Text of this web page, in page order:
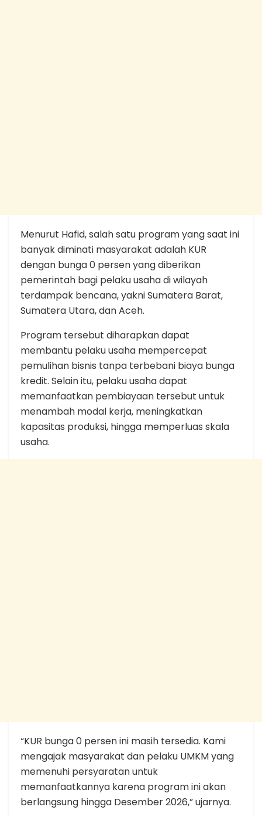
Menurut Hafid, salah satu program yang saat ini
banyak diminati masyarakat adalah KUR
dengan bunga 0 persen yang diberikan
pemerintah bagi pelaku usaha di wilayah
terdampak bencana, yakni Sumatera Barat,
Sumatera Utara, dan Aceh.
Program tersebut diharapkan dapat
membantu pelaku usaha mempercepat
pemulihan bisnis tanpa terbebani biaya bunga
kredit. Selain itu, pelaku usaha dapat
memanfaatkan pembiayaan tersebut untuk
menambah modal kerja, meningkatkan
kapasitas produksi, hingga memperluas skala
usaha.
“KUR bunga 0 persen ini masih tersedia. Kami
mengajak masyarakat dan pelaku UMKM yang
memenuhi persyaratan untuk
memanfaatkannya karena program ini akan
berlangsung hingga Desember 2026,” ujarnya.